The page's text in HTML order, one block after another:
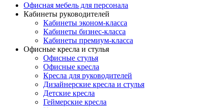
Офисная мебель для персонала
Кабинеты руководителей
Кабинеты эконом-класса
Кабинеты бизнес-класса
Кабинеты премиум-класса
Офисные кресла и стулья
Офисные стулья
Офисные кресла
Кресла для руководителей
Дизайнерские кресла и стулья
Детские кресла
Геймерские кресла